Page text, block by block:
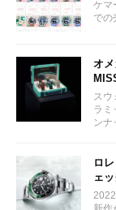
ケマ
での
オ
スウ
ラミ
ンナ
ロ
ェ